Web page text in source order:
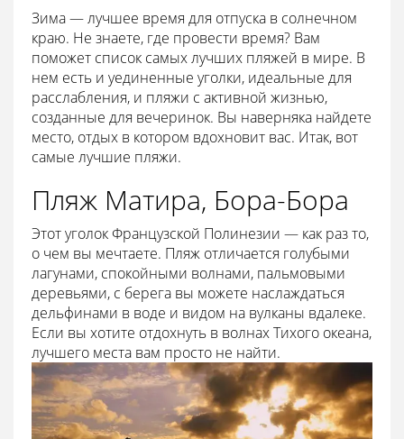
Зима — лучшее время для отпуска в солнечном
краю. Не знаете, где провести время? Вам
поможет список самых лучших пляжей в мире. В
нем есть и уединенные уголки, идеальные для
расслабления, и пляжи с активной жизнью,
созданные для вечеринок. Вы наверняка найдете
место, отдых в котором вдохновит вас. Итак, вот
самые лучшие пляжи.
Пляж Матира, Бора-Бора
Этот уголок Французской Полинезии — как раз то,
о чем вы мечтаете. Пляж отличается голубыми
лагунами, спокойными волнами, пальмовыми
деревьями, с берега вы можете наслаждаться
дельфинами в воде и видом на вулканы вдалеке.
Если вы хотите отдохнуть в волнах Тихого океана,
лучшего места вам просто не найти.